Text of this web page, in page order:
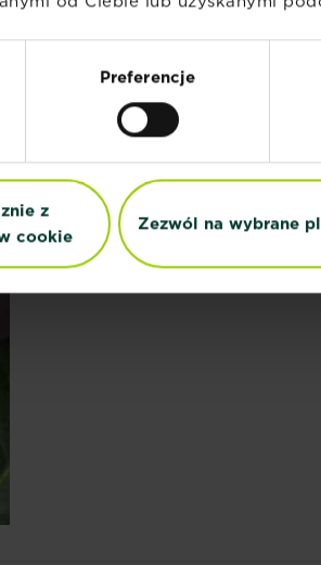
Preferencje
z
cookie
Zezwól na wybrane